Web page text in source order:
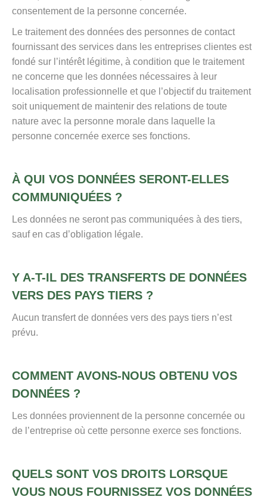
consentement de la personne concernée.
Le traitement des données des personnes de contact
fournissant des services dans les entreprises clientes est
fondé sur l’intérêt légitime, à condition que le traitement
ne concerne que les données nécessaires à leur
localisation professionnelle et que l’objectif du traitement
soit uniquement de maintenir des relations de toute
nature avec la personne morale dans laquelle la
personne concernée exerce ses fonctions.
À QUI VOS DONNÉES SERONT-ELLES
COMMUNIQUÉES ?
Les données ne seront pas communiquées à des tiers,
sauf en cas d’obligation légale.
Y A-T-IL DES TRANSFERTS DE DONNÉES
VERS DES PAYS TIERS ?
Aucun transfert de données vers des pays tiers n’est
prévu.
COMMENT AVONS-NOUS OBTENU VOS
DONNÉES ?
Les données proviennent de la personne concernée ou
de l’entreprise où cette personne exerce ses fonctions.
QUELS SONT VOS DROITS LORSQUE
VOUS NOUS FOURNISSEZ VOS DONNÉES